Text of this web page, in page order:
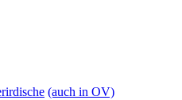
(auch in OV)